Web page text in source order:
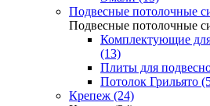
Подвесные потолочные
Подвесные потолочные
Комплектующие
(13)
Плиты для
Потолок Грильято
Крепеж (24)